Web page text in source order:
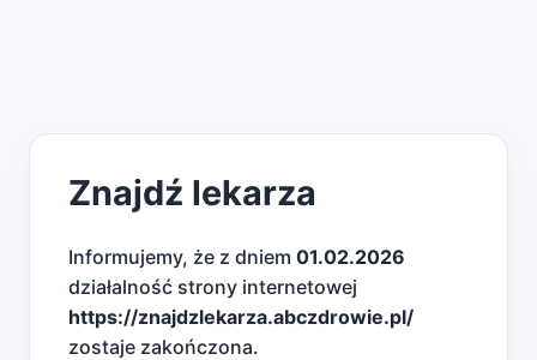
Znajdź lekarza
Informujemy, że z dniem 01.02.2026
działalność strony internetowej
https://znajdzlekarza.abczdrowie.pl/
zostaje zakończona.